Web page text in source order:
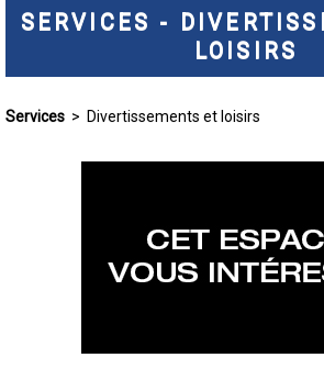
SERVICES -
LOISIRS
Services > Divertissements et loisirs